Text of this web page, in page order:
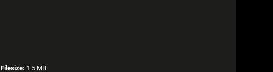
Filesize: 1.5 MB